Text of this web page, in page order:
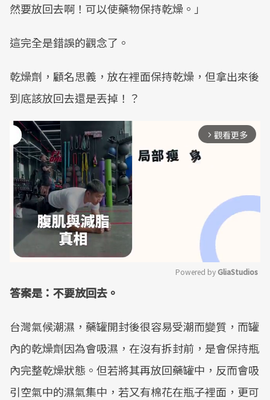
然要放回去啊！可以使藥物保持乾燥。」
這完全是錯誤的觀念了。
乾燥劑，顧名思義，放在裡面保持乾燥，但拿出來後
到底該放回去還是丟掉！？
arrow_forward_ios 觀看更多
Powered by GliaStudios
答案是：不要放回去。
台灣氣候潮濕，藥罐開封後很容易受潮而變質，而罐
內的乾燥劑因為會吸濕，在沒有拆封前，是會保持瓶
內完整乾燥狀態。但若將其再放回藥罐中，反而會吸
引空氣中的濕氣集中，若又有棉花在瓶子裡面，更可